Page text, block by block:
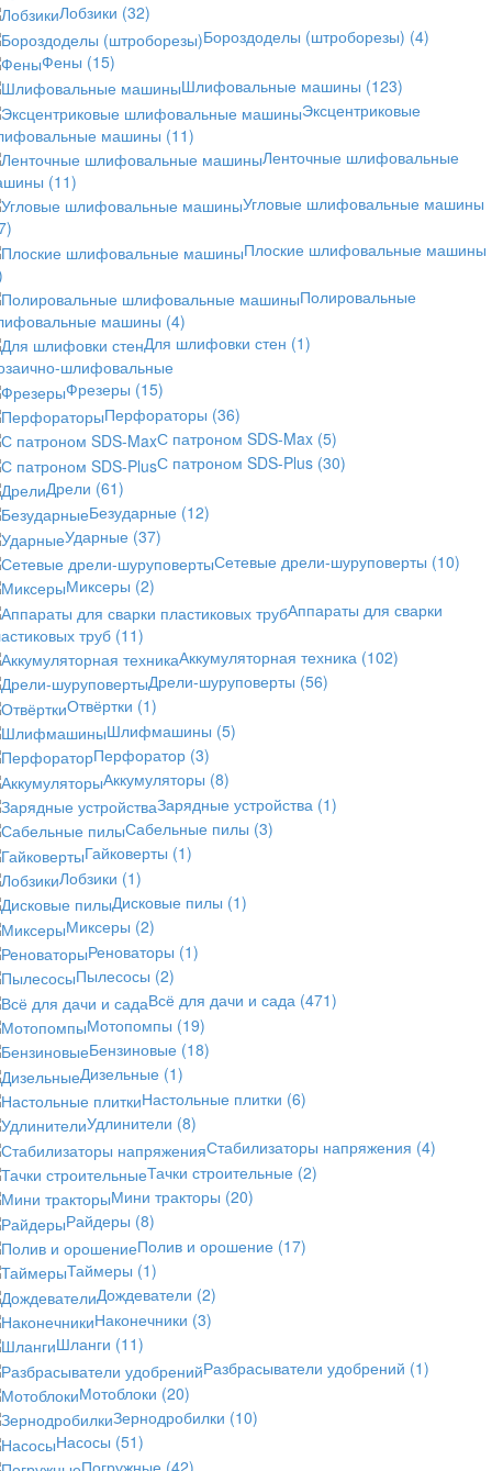
Лобзики (32)
Бороздоделы (штроборезы) (4)
Фены (15)
Шлифовальные машины (123)
Эксцентриковые
машины (11)
Ленточные шлифовальные
(11)
Угловые шлифовальные машины
Плоские шлифовальные машины
Полировальные
машины (4)
Для шлифовки стен (1)
шлифовальные
Фрезеры (15)
Перфораторы (36)
С патроном SDS-Max (5)
С патроном SDS-Plus (30)
Дрели (61)
Безударные (12)
Ударные (37)
Сетевые дрели-шуруповерты (10)
Миксеры (2)
Аппараты для сварки
труб (11)
Аккумуляторная техника (102)
Дрели-шуруповерты (56)
Отвёртки (1)
Шлифмашины (5)
Перфоратор (3)
Аккумуляторы (8)
Зарядные устройства (1)
Сабельные пилы (3)
Гайковерты (1)
Лобзики (1)
Дисковые пилы (1)
Миксеры (2)
Реноваторы (1)
Пылесосы (2)
Всё для дачи и сада (471)
Мотопомпы (19)
Бензиновые (18)
Дизельные (1)
Настольные плитки (6)
Удлинители (8)
Стабилизаторы напряжения (4)
Тачки строительные (2)
Мини тракторы (20)
Райдеры (8)
Полив и орошение (17)
Таймеры (1)
Дождеватели (2)
Наконечники (3)
Шланги (11)
Разбрасыватели удобрений (1)
Мотоблоки (20)
Зернодробилки (10)
Насосы (51)
Погружные (42)